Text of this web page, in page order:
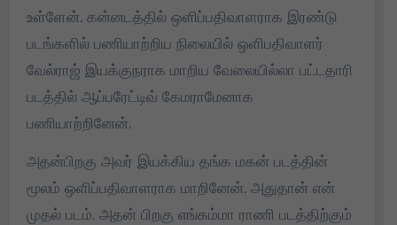
உள்ளேன். கன்னடத்தில் ஒளிப்பதிவாளராக இரண்டு
படங்களில் பணியாற்றிய நிலையில் ஒளிபதிவாளர்
வேல்ராஜ் இயக்குநராக மாறிய வேலையில்லா பட்டதாரி
படத்தில் ஆப்பரேட்டிவ் கேமராமேனாக
பணியாற்றினேன்.
அதன்பிறகு அவர் இயக்கிய தங்க மகன் படத்தின்
மூலம் ஒளிப்பதிவாளராக மாறினேன். அதுதான் என்
முதல் படம். அதன் பிறகு எங்கம்மா ராணி படத்திற்கும்